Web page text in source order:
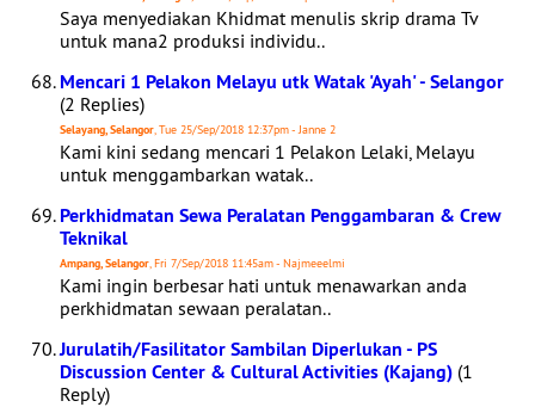
Saya menyediakan Khidmat menulis skrip drama Tv
untuk mana2 produksi individu..
Mencari 1 Pelakon Melayu utk Watak 'Ayah' - Selangor
(2 Replies)
Selayang, Selangor, Tue 25/Sep/2018 12:37pm - Janne 2
Kami kini sedang mencari 1 Pelakon Lelaki, Melayu
untuk menggambarkan watak..
Perkhidmatan Sewa Peralatan Penggambaran & Crew
Teknikal
Ampang, Selangor, Fri 7/Sep/2018 11:45am - Najmeeelmi
Kami ingin berbesar hati untuk menawarkan anda
perkhidmatan sewaan peralatan..
Jurulatih/Fasilitator Sambilan Diperlukan - PS
Discussion Center & Cultural Activities (Kajang) (1
Reply)